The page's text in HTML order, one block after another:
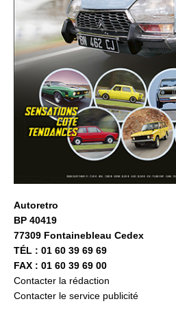
Autoretro
BP 40419
77309 Fontainebleau Cedex
TÉL : 01 60 39 69 69
FAX : 01 60 39 69 00
Contacter la rédaction
Contacter le service publicité